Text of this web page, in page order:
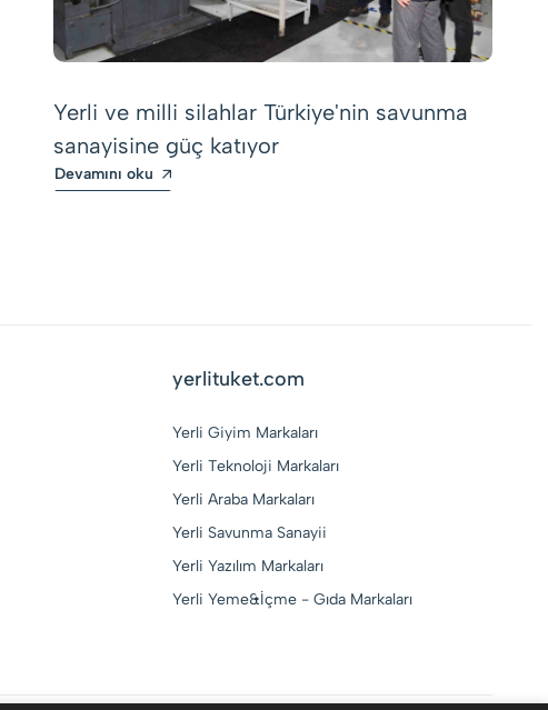
Yerli ve milli silahlar Türkiye'nin savunma
sanayisine güç katıyor
Devamını oku
yerlituket.com
Yerli Giyim Markaları
Yerli Teknoloji Markaları
Yerli Araba Markaları
Yerli Savunma Sanayii
Yerli Yazılım Markaları
Yerli Yeme&İçme - Gıda Markaları